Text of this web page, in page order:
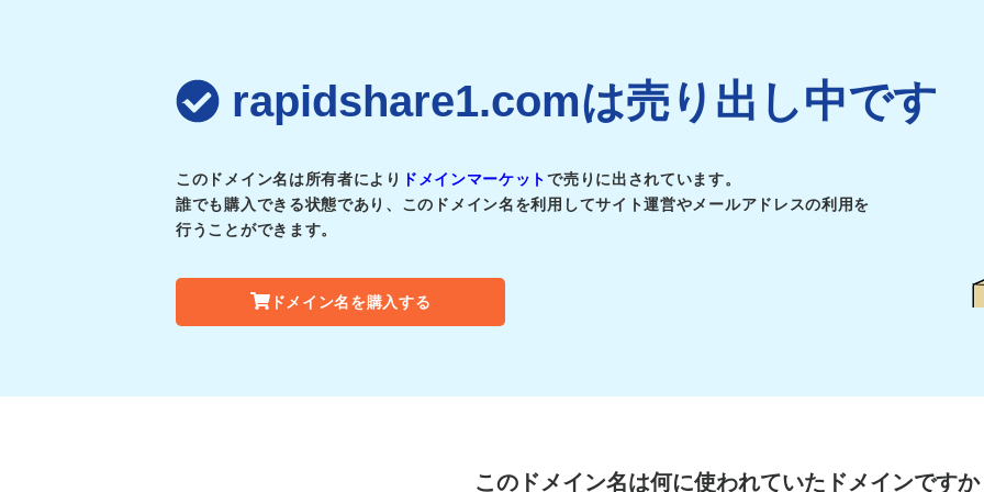
rapidshare1.comは売り出し中です
このドメイン名は所有者により ドメインマーケットで売りに出されています。
誰でも購入できる状態であり、このドメイン名を利用してサイト運営やメールアドレスの利用を
行うことができます。
ドメイン名を購入する
このドメイン名は何に使われていたドメインですか